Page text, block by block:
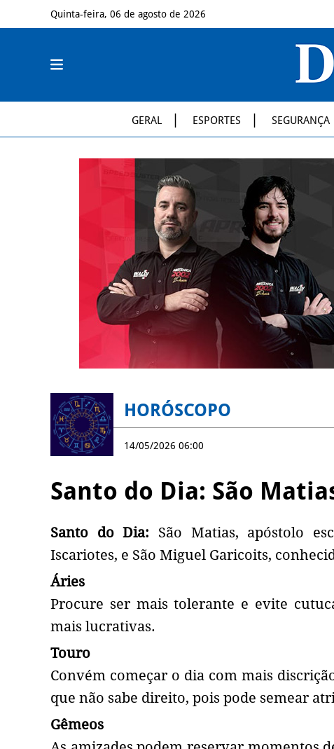
Quinta-feira, 06 de agosto de 2026
GERAL ESPORTES SEGURANÇA
HORÓSCOPO
14/05/2026 06:00
Santo do Dia: São
Santo do Dia: São Matias, apóstolo
Iscariotes, e São Miguel Garicoits,
Áries
Procure ser mais tolerante e evite
mais lucrativas.
Touro
Convém começar o dia com mais
que não sabe direito, pois pode semear
Gêmeos